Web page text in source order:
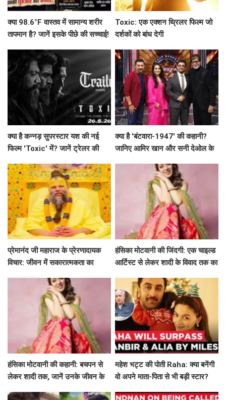
क्या 98.6°F वास्तव में सामान्य शरीर
तापमान है? जानें इसके पीछे की सच्चाई!
Toxic: एक एक्शन थ्रिलर फिल्म जो
दर्शकों को बांध देगी
क्या है कन्नड़ सुपरस्टार यश की नई
फिल्म 'Toxic' में? जानें ट्रेलर की
क्या है 'बंटवारा-1947' की कहानी?
जानिए आमिर खान और सनी देओल के
प्रेमानंद जी महाराज के प्रेरणादायक
विचार: जीवन में सकारात्मकता का
हंसिका मोटवानी की जिंदगी: एक चाइल्ड
आर्टिस्ट से लेकर शादी के विवाद तक का
हंसिका मोटवानी की कहानी: बचपन से
लेकर शादी तक, जानें उनके जीवन के
महेश भट्ट की पोती Raha: क्या बनेंगी
वो अपने माता-पिता से भी बड़ी स्टार?